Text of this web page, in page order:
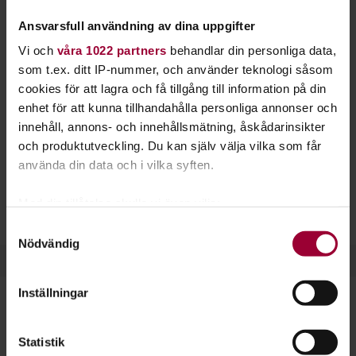
Ansvarsfull användning av dina uppgifter
Vi och våra 1022 partners behandlar din personliga data,
som t.ex. ditt IP-nummer, och använder teknologi såsom
cookies för att lagra och få tillgång till information på din
enhet för att kunna tillhandahålla personliga annonser och
innehåll, annons- och innehållsmätning, åskådarinsikter
och produktutveckling. Du kan själv välja vilka som får
använda din data och i vilka syften.
som kan ha en noggrannhet på upp till flera meter
Ta reda på mer om hur dina personliga uppgifter
Du kan ändra eller dra tillbaka ditt samtycke när som
Nödvändig
Inställningar
Statistik
Hos Studiefrämjandet kan du upptäcka världen.
Förbered dig inför drömresan eller läs mer om ditt
favoritland. Genom att starta en studiecirkel hos oss lär du
dig, tillsammans med andra, mer om andra länders kultur
och historia.
Det är inte alltid nödvändigt att resa för att upptäcka nya
Dela: E-mail